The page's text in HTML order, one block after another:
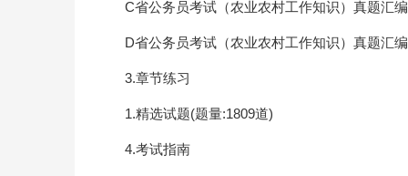
C省公务员考试（农业农村工作知识）真题汇
D省公务员考试（农业农村工作知识）真题汇
3.章节练习
1.精选试题(题量:1809道)
4.考试指南